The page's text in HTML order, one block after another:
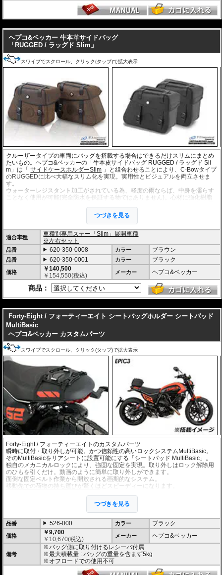
ヘプコ&ベッカー 牛本革サイドバッグ
「RUGGED / ラッグド Slim」
スワイプでスクロール、クリック(タップ)で拡大表示
クルーザータイプの車両にバッグを搭載する場合はできるだけスリムにまとめ
たいもの。ヘプコ&ベッカーの「牛本皮サイドバッグ RUGGED / ラッグド Sli
m」は「サイドケースホルダーSlim 」と組合わせることにより、C-Bowタイプ
のRUGGEDに比べ大幅なスリム化を実現。実用性とビジュアルを両立させま
す。
ウォーターレジスタント加工がされている為、軽度の雨ならば、中身を濡らす
ことなく使用が可能(完全防水を保証する物ではありません)。心材に強化樹脂
い出と共に風合いが増す「RUGGED/ラッグド Slim」。お気に入りの逸品とな
るはずです。また、非常に軽量な為、走行時の慣性挙動を抑え、軽快な走行が
可能。目的地に着いてからも軽量であることの恩恵を荷物の運搬時に実感頂け
ます。
※このバッグは「サイドケースホルダー "Slim"」専用です。C-Bowには取付で
きません。
オプションに下記を用意
・レインカバー 大事に荷物を雨などの悪天候から守ります。片側単位の販売で
す。
インナーバッグ車体からRUGGEDを取り外すことなく、軽量なバックです
べての荷物を持ち運べます。片側単位の販売です。
つづきを見る
適合車種
車種別専用ステー「Slim」展開車種
※左右セット
品番 620-350-0008 カラー ブラウン
品番 620-350-0001 カラー ブラック
価格
￥140,500
￥ 154,550(税込) メーカー ヘプコ&ベッカー
商品：
Forty-Eight / フォーティーエイト シートバッグホルダー シートパッド
MultiBasic
ヘプコ&ベッカー カスタムパーツ
スワイプでスクロール、クリック(タップ)で拡大表示
Forty-Eight / フォーティーエイトのカスタムパーツ
瞬時に取付・取り外しが可能。かつ信頼性の高いロックシステムMultiBasic。
そのMultiBasicをリアシートに設置可能にする「シートパッド MultiBasic」。
独自のメカニカルロックにより、強固な固定を実現。取り外しはロック解除用
のひもを引くだけ。動画のように簡単に取り外しができます。
面倒な固定ベルト作業から開放される画期的なシステム。
移動先での荷物の持ち運びが驚くほどスピーディーになります。
0」 などの
が取り付け可能。豊富なラインナップで、
様々なユースケースに応えます。
また、別売のタンクリングMultiBasicを併
用すれば、リアバッグをタンクバッグ兼用
バッグとして使用も可能。
つづきを見る
品番 526-000 カラー ブラック
価格
￥9,700
￥ 10,670(税込) メーカー ヘプコ&ベッカー
備考
※バッグ側に取り付けるレシーバ付属
※最大積載量 : バッグの重量を含まず5kg
※オフロードでの使用不可